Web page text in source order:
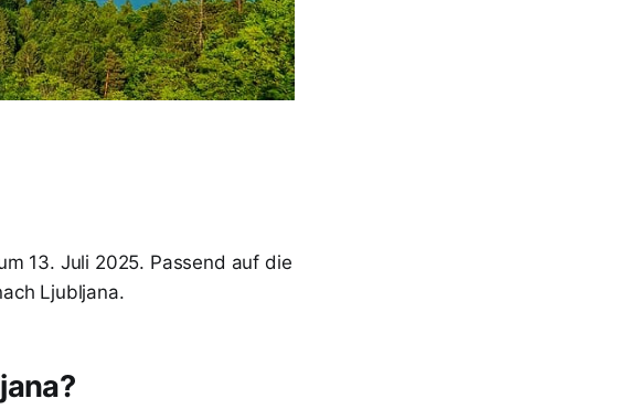
13. Juli 2025. Passend auf die
Ljubljana.